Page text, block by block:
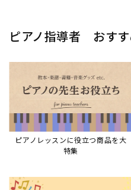
ピアノ指導者 おす
ピアノレッスンに役立つ商品を大
特集